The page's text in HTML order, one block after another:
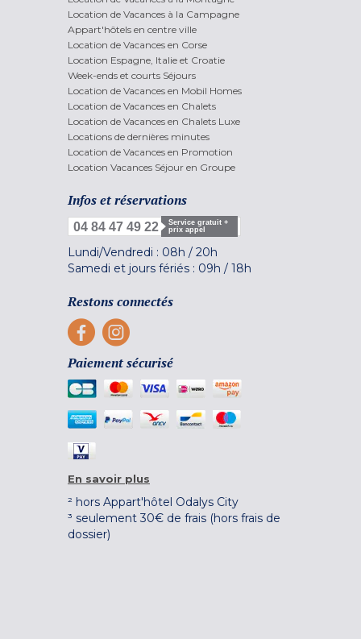
Location de Vacances à la Campagne
Appart'hôtels en centre ville
Location de Vacances en Corse
Location Espagne, Italie et Croatie
Week-ends et courts Séjours
Location de Vacances en Mobil Homes
Location de Vacances en Chalets
Location de Vacances en Chalets Luxe
Locations de dernières minutes
Location de Vacances en Promotion
Location Vacances Séjour en Groupe
Infos et réservations
04 84 47 49 22
Service gratuit +
prix appel
Lundi/Vendredi : 08h / 20h
Samedi et jours fériés : 09h / 18h
Restons connectés
Paiement sécurisé
En savoir plus
² hors Appart'hôtel Odalys City
³ seulement 30€ de frais (hors frais de
dossier)